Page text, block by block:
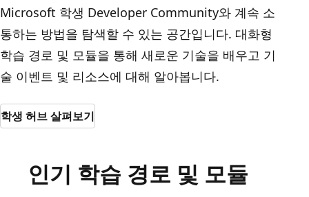
Microsoft 학생 Developer Community와 계속 소
통하는 방법을 탐색할 수 있는 공간입니다. 대화형
학습 경로 및 모듈을 통해 새로운 기술을 배우고 기
술 이벤트 및 리소스에 대해 알아봅니다.
학생 허브 살펴보기
인기 학습 경로 및 모듈